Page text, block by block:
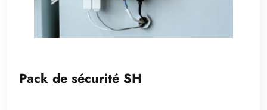
Pack de sécurité SH